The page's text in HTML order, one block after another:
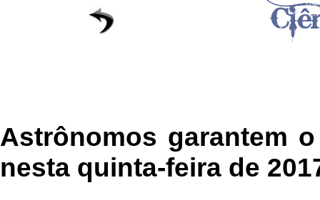
Astrônomos garantem
nesta quinta-feira de